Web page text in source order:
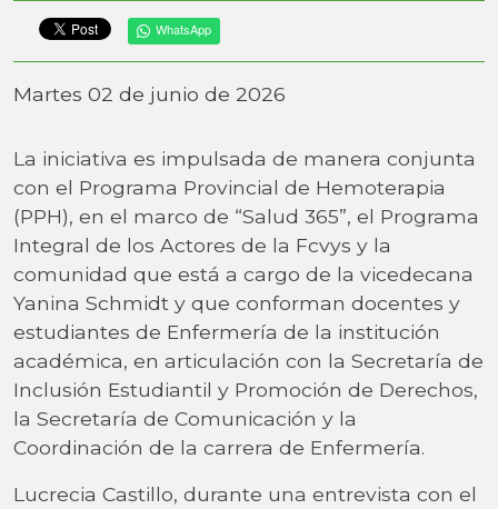
WhatsApp
Martes 02 de junio de 2026
La iniciativa es impulsada de manera conjunta
con el Programa Provincial de Hemoterapia
(PPH), en el marco de “Salud 365”, el Programa
Integral de los Actores de la Fcvys y la
comunidad que está a cargo de la vicedecana
Yanina Schmidt y que conforman docentes y
estudiantes de Enfermería de la institución
académica, en articulación con la Secretaría de
Inclusión Estudiantil y Promoción de Derechos,
la Secretaría de Comunicación y la
Coordinación de la carrera de Enfermería.
Lucrecia Castillo, durante una entrevista con el